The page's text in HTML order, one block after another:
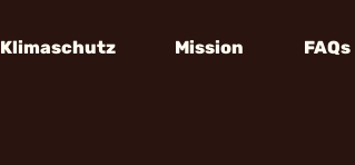
Klimaschutz Mission FAQs